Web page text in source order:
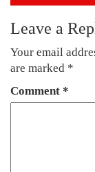
Leave a
Your email
are marked *
Comment *